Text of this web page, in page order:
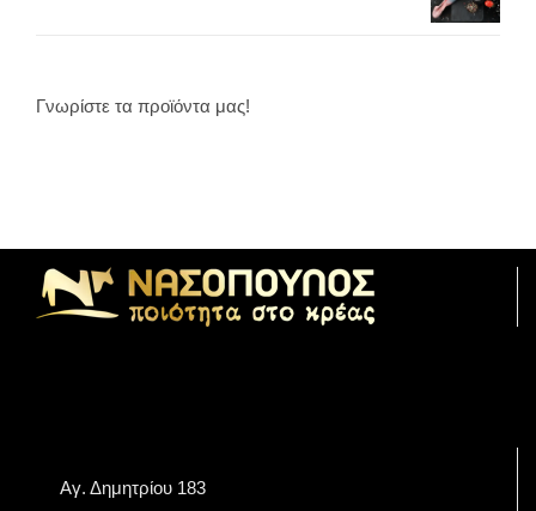
Γνωρίστε τα προϊόντα μας!
Αγ. Δημητρίου 183